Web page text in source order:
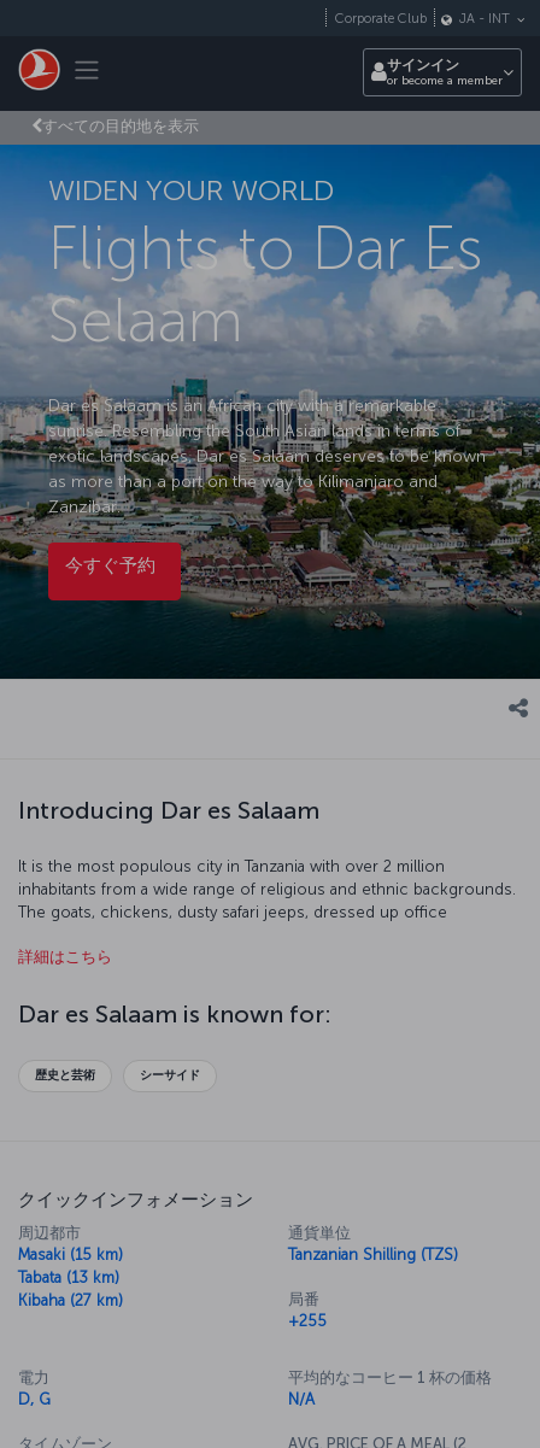
Toggle navigation
Corporate Club JA - INT
サインイン
or become a member
すべての目的地を表示
WIDEN YOUR WORLD
Flights to Dar Es
Selaam
Dar es Salaam is an African city with a remarkable
sunrise. Resembling the South Asian lands in terms of
exotic landscapes, Dar es Salaam deserves to be known
as more than a port on the way to Kilimanjaro and
Zanzibar.
今すぐ予約
Introducing Dar es Salaam
It is the most populous city in Tanzania with over 2 million
inhabitants from a wide range of religious and ethnic backgrounds.
The goats, chickens, dusty safari jeeps, dressed up office
part of this harmonious city. Our flight to Dar es Salaam is ready for
詳細はこちら
Dar es Salaam is known for:
歴史と芸術 シーサイド
クイックインフォメーション
周辺都市
Masaki (15 km)
Tabata (13 km)
Kibaha (27 km)
通貨単位
Tanzanian Shilling (TZS)
局番
+255
電力
D, G
タイムゾーン
平均的なコーヒー 1 杯の価格
N/A
AVG. PRICE OF A MEAL (2